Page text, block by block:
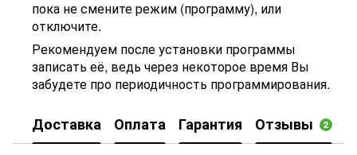
пока не смените режим (программу), или
отключите.
Рекомендуем после установки программы
записать её, ведь через некоторое время Вы
забудете про периодичность программирования.
Доставка Оплата Гарантия Отзывы 2